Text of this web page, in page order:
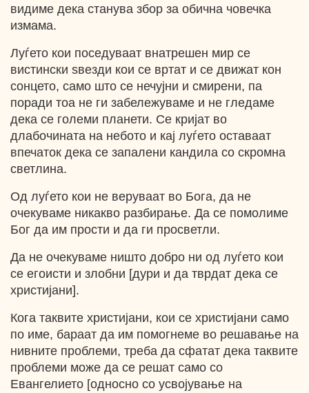
видиме дека станува збор за обична човечка
измама.
Луѓето кои поседуваат внатрешен мир се
вистински ѕвезди кои се вртат и се движат кон
сонцето, само што се нечујни и смирени, па
поради тоа не ги забележуваме и не гледаме
дека се големи планети. Се кријат во
длабочината на небото и кај луѓето оставаат
впечаток дека се запалени кандила со скромна
светлина.
Од луѓето кои не веруваат во Бога, да не
очекуваме никакво разбирање. Да се помолиме
Бог да им прости и да ги просветли.
Да не очекуваме ништо добро ни од луѓето кои
се егоисти и злобни [дури и да тврдат дека се
христијани].
Кога таквите христијани, кои се христијани само
по име, бараат да им помогнеме во решавање на
нивните проблеми, треба да сфатат дека таквите
проблеми може да се решат само со
Евангелието [односно со усвојување на